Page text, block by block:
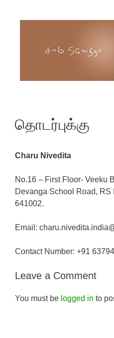
தொடர்புக்கு
Charu Nivedita
No.16 – First Floor- Veeku
Devanga School Road, RS
641002.
Email:
Contact Number: +91
Leave a Comment
You must be logged in to